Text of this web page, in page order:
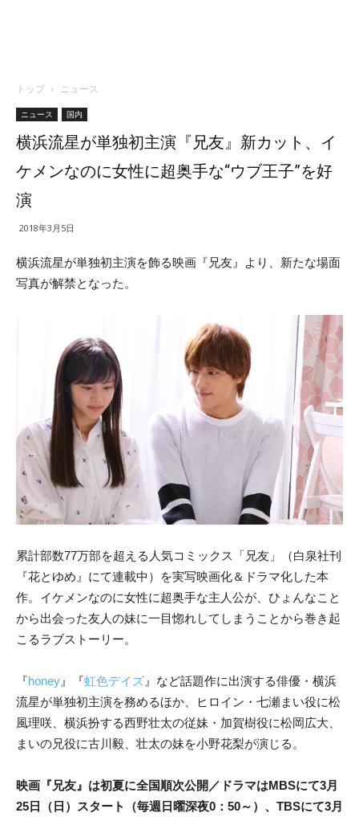
トップ ニュース
ニュース 国内
横浜流星が単独初主演『兄友』新カット、イ
ケメンなのに女性に超奥手な“ウブ王子”を好
演
2018年3月5日
横浜流星が単独初主演を飾る映画『兄友』より、新たな場面
写真が解禁となった。
累計部数77万部を超える人気コミックス「兄友」（白泉社刊
『花とゆめ』にて連載中）を実写映画化＆ドラマ化した本
作。イケメンなのに女性に超奥手な主人公が、ひょんなこと
から出会った友人の妹に一目惚れしてしまうことから巻き起
こるラブストーリー。
『honey 』『虹色デイズ 』など話題作に出演する俳優・横浜
流星が単独初主演を務めるほか、ヒロイン・七瀬まい役に松
風理咲、横浜扮する西野壮太の従妹・加賀樹役に松岡広大、
まいの兄役に古川毅、壮太の妹を小野花梨が演じる。
映画『兄友』は初夏に全国順次公開／ ドラマはMBSにて3月
25日（日）スタート（毎週日曜深夜0：50～）、TBSにて3月